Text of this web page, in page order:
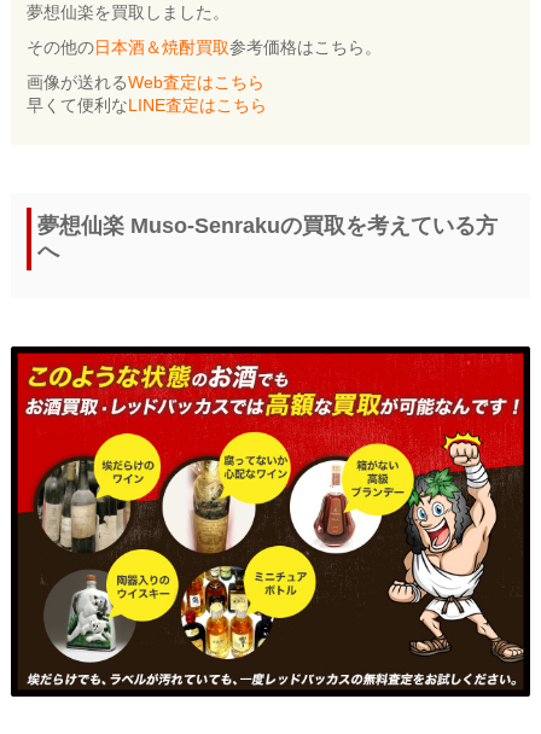
夢想仙楽を買取しました。
その他の日本酒＆焼酎買取参考価格はこちら。
画像が送れるWeb査定はこちら
早くて便利なLINE査定はこちら
夢想仙楽 Muso-Senrakuの買取を考えている方
へ